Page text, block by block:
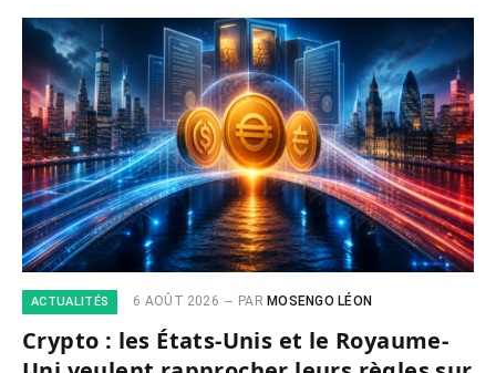
ACTUALITÉS 6 AOÛT 2026 PAR MOSENGO LÉON
Crypto : les États-Unis et le Royaume-